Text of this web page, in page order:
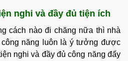
nghi và đầy đủ tiện ích
cách nào đi chăng nữa thì nhà
năng luôn là ý tưởng được
nghi và đầy đủ công năng đấy